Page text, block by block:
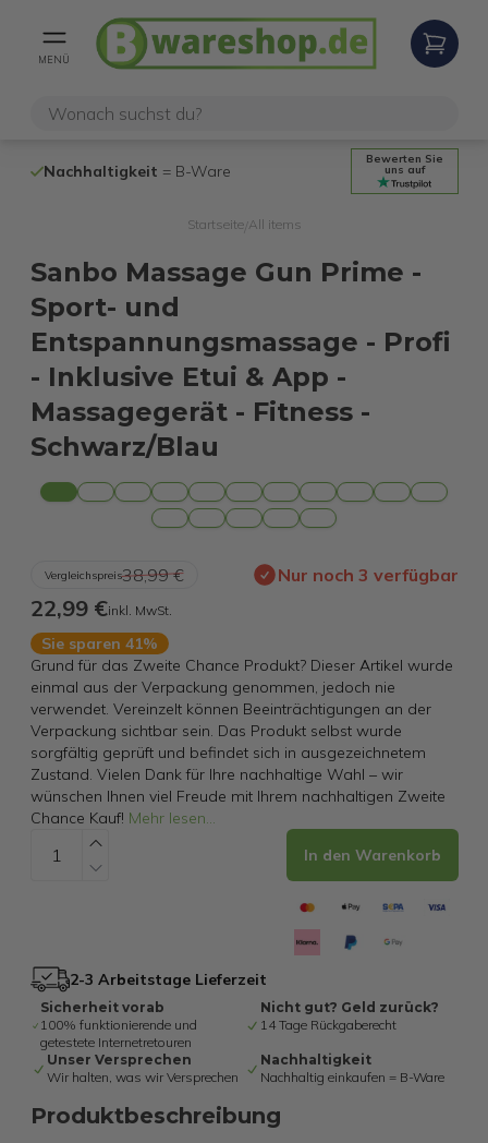
MENÜ
Nachhaltigkeit = B-Ware 100%
Bewerten Sie
uns auf
Startseite/ All items
Sanbo Massage Gun Prime -
Sport- und
Entspannungsmassage - Profi
- Inklusive Etui & App -
Massagegerät - Fitness -
Schwarz/Blau
Vergleichspreis38,99 € Nur noch 3 verfügbar
22,99 €inkl. MwSt.
Sie sparen 41%
Grund für das Zweite Chance Produkt? Dieser Artikel wurde
einmal aus der Verpackung genommen, jedoch nie
verwendet. Vereinzelt können Beeinträchtigungen an der
Verpackung sichtbar sein. Das Produkt selbst wurde
sorgfältig geprüft und befindet sich in ausgezeichnetem
Zustand. Vielen Dank für Ihre nachhaltige Wahl – wir
wünschen Ihnen viel Freude mit Ihrem nachhaltigen Zweite
Chance Kauf! Mehr lesen...
In den Warenkorb
2-3 Arbeitstage Lieferzeit
Sicherheit vorab
100% funktionierende und
getestete Internetretouren
Nicht gut? Geld zurück?
14 Tage Rückgaberecht
Unser Versprechen
Wir halten, was wir Versprechen
Nachhaltigkeit
Nachhaltig einkaufen = B-Ware
Produktbeschreibung